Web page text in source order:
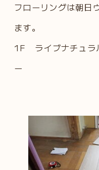
フローリングは朝日
ます。
1F ライブナチュ
ー